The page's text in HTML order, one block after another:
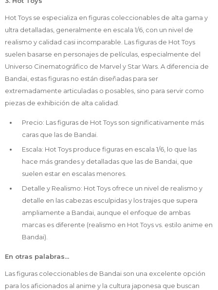
Hot Toys se especializa en figuras coleccionables de alta gama y
ultra detalladas, generalmente en escala 1/6, con un nivel de
realismo y calidad casi incomparable. Las figuras de Hot Toys
suelen basarse en personajes de películas, especialmente del
Universo Cinematográfico de Marvel y Star Wars. A diferencia de
Bandai, estas figuras no están diseñadas para ser
extremadamente articuladas o posables, sino para servir como
piezas de exhibición de alta calidad.
Precio: Las figuras de Hot Toys son significativamente más
caras que las de Bandai.
Escala: Hot Toys produce figuras en escala 1/6, lo que las
hace más grandes y detalladas que las de Bandai, que
suelen estar en escalas menores.
Detalle y Realismo: Hot Toys ofrece un nivel de realismo y
detalle en las cabezas esculpidas y los trajes que supera
ampliamente a Bandai, aunque el enfoque de ambas
marcas es diferente (realismo en Hot Toys vs. estilo anime en
Bandai).
En otras palabras...
Las figuras coleccionables de Bandai son una excelente opción
para los aficionados al anime y la cultura japonesa que buscan